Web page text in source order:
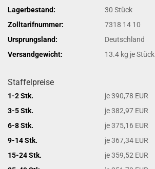
Lagerbestand: 30Stück
Zolltarifnummer:
7318 14 10
Ursprungsland:
Deutschland
Versandgewicht:
13.4 kg je Stück
Staffelpreise
1-2 Stk.
je 390,78 EUR
3-5 Stk.
je 382,97 EUR
6-8 Stk.
je 375,16 EUR
9-14 Stk.
je 367,34 EUR
15-24 Stk.
je 359,52 EUR